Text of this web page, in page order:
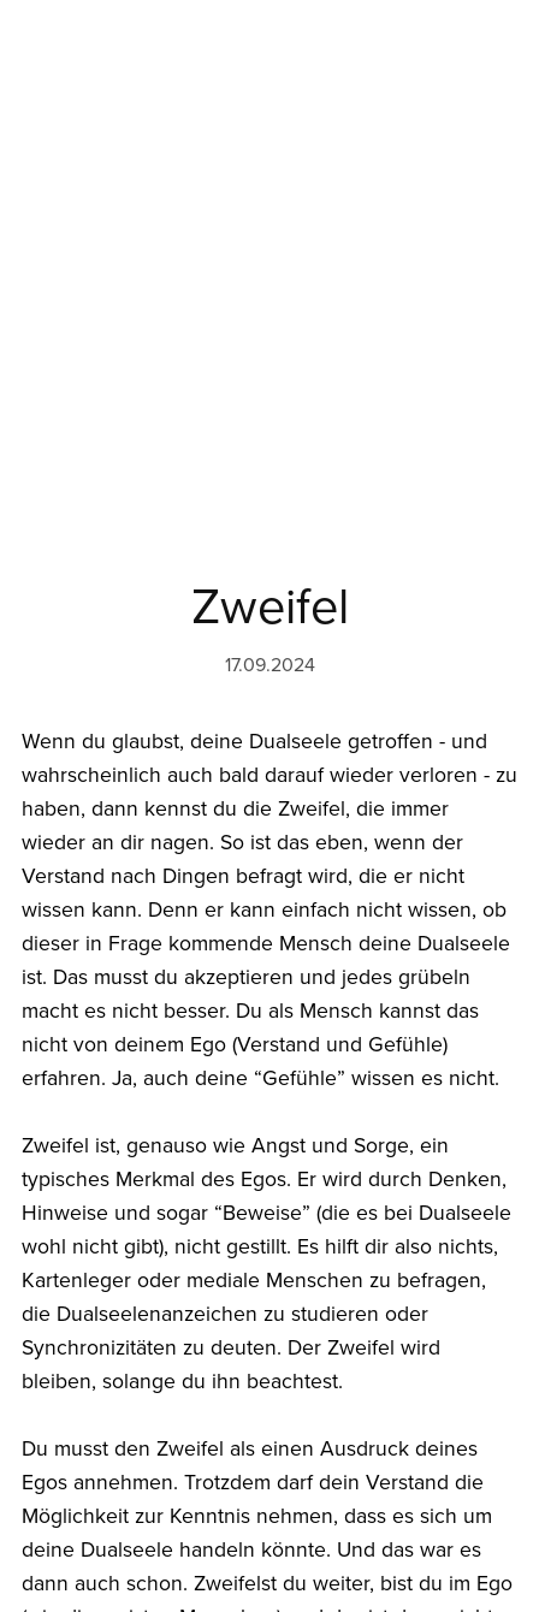
Zweifel
17.09.2024
Wenn du glaubst, deine Dualseele getroffen - und
wahrscheinlich auch bald darauf wieder verloren - zu
haben, dann kennst du die Zweifel, die immer
wieder an dir nagen. So ist das eben, wenn der
Verstand nach Dingen befragt wird, die er nicht
wissen kann. Denn er kann einfach nicht wissen, ob
dieser in Frage kommende Mensch deine Dualseele
ist. Das musst du akzeptieren und jedes grübeln
macht es nicht besser. Du als Mensch kannst das
nicht von deinem Ego (Verstand und Gefühle)
erfahren. Ja, auch deine “Gefühle” wissen es nicht.
Zweifel ist, genauso wie Angst und Sorge, ein
typisches Merkmal des Egos. Er wird durch Denken,
Hinweise und sogar “Beweise” (die es bei Dualseele
wohl nicht gibt), nicht gestillt. Es hilft dir also nichts,
Kartenleger oder mediale Menschen zu befragen,
die Dualseelenanzeichen zu studieren oder
Synchronizitäten zu deuten. Der Zweifel wird
bleiben, solange du ihn beachtest.
Du musst den Zweifel als einen Ausdruck deines
Egos annehmen. Trotzdem darf dein Verstand die
Möglichkeit zur Kenntnis nehmen, dass es sich um
deine Dualseele handeln könnte. Und das war es
dann auch schon. Zweifelst du weiter, bist du im Ego